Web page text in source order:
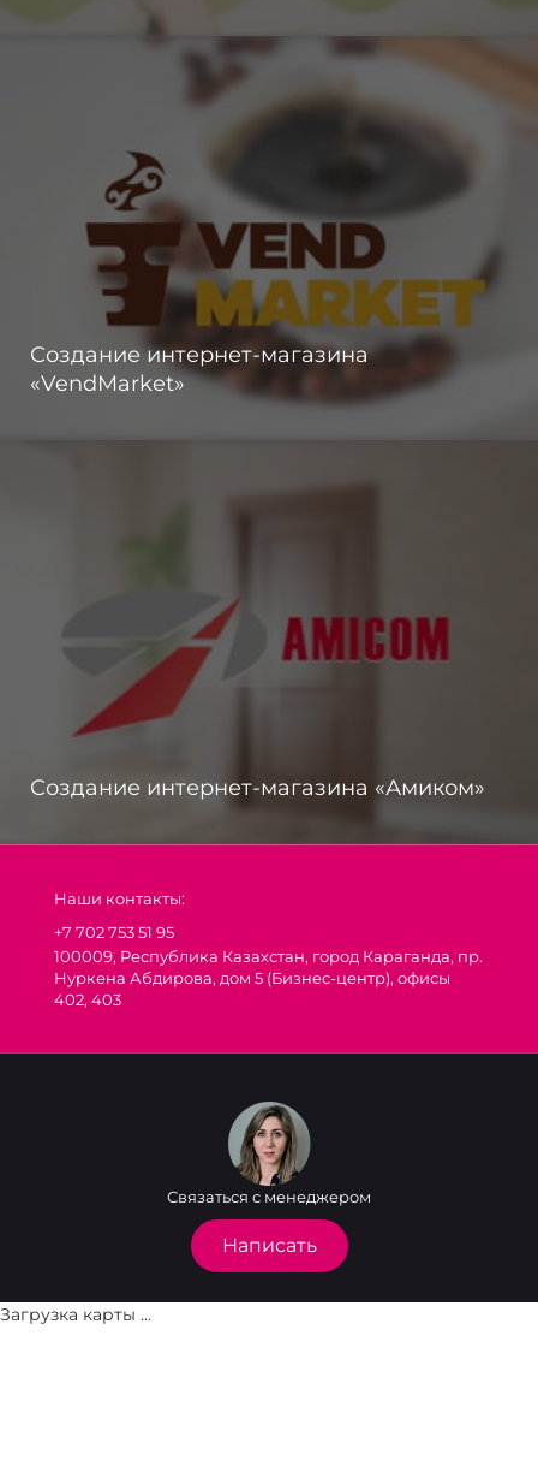
Создание интернет-магазина
«VendMarket»
Создание интернет-магазина «Амиком»
Наши контакты:
+7 702 753 51 95
100009, Республика Казахстан, город Караганда, пр.
Нуркена Абдирова, дом 5 (Бизнес-центр), офисы
402, 403
Связаться с менеджером
Написать
Загрузка карты ...